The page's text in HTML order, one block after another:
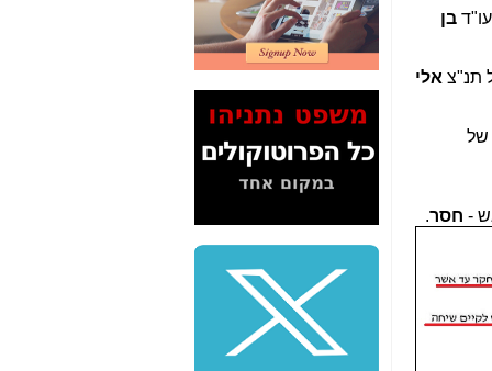
עו"דבן
אלי
מענה של
- חסר.
2" על תעלולי השר
משה כחלון -כאן
המשך חשיפת הבלוף
ששמו "מהפיכת
הסלולר" ואיך מסרסים
את הנתונים לציבור -
כאן
סיכום ביקור בסיליקון
משקיעות ומפתחות
באותם תחומים -כאן
שלמה פילבר (עד
לאחרונה מנכ"ל משרד
התקשורת) - עד
מדינה? הצחקתם